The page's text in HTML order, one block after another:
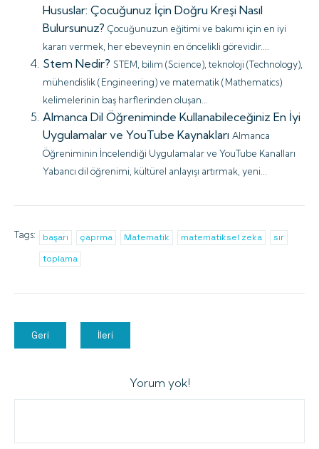
Hususlar: Çocuğunuz İçin Doğru Kreşi Nasıl
Bulursunuz? Çocuğunuzun eğitimi ve bakımı için en iyi
kararı vermek, her ebeveynin en öncelikli görevidir....
Stem Nedir? STEM, bilim (Science), teknoloji (Technology),
mühendislik (Engineering) ve matematik (Mathematics)
kelimelerinin baş harflerinden oluşan...
Almanca Dil Öğreniminde Kullanabileceğiniz En İyi
Uygulamalar ve YouTube Kaynakları Almanca
Öğreniminin İncelendiği Uygulamalar ve YouTube Kanalları
Yabancı dil öğrenimi, kültürel anlayışı artırmak, yeni...
Tags: başarı çaprma Matematik matematiksel zeka
sır
toplama
Geri İleri
Yorum yok!